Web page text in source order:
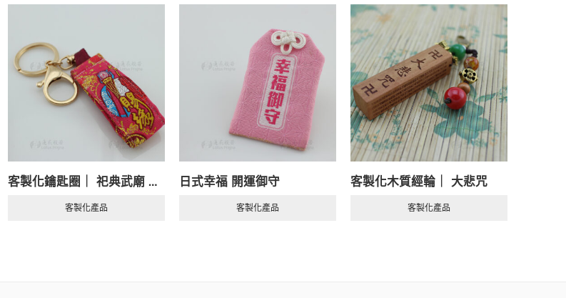
客製化鑰匙圈｜ 祀典武廟 月老
客製化產品
日式幸福 開運御守
客製化產品
客製化木質經輪｜ 大悲咒
客製化產品